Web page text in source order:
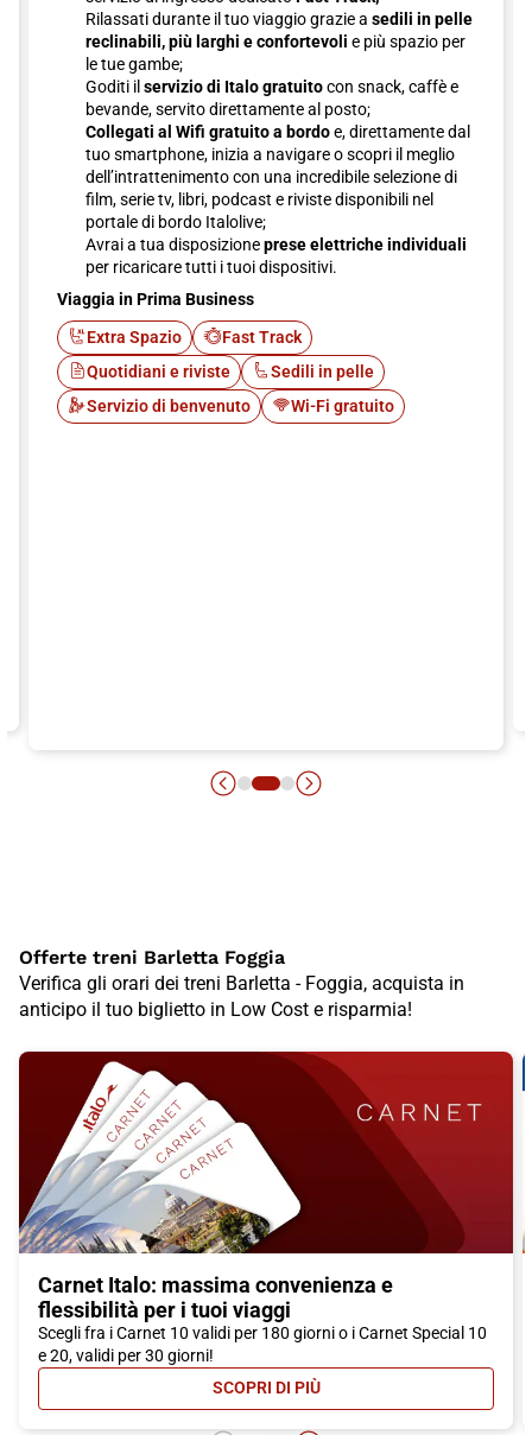
Rilassati durante il tuo viaggio grazie a sedili in pelle
reclinabili, più larghi e confortevoli e più spazio per
le tue gambe;
Goditi il servizio di Italo gratuitocon snack, caffè e
bevande, servito direttamente al posto;
Collegati al Wifi gratuito a bordoe, direttamente dal
tuo smartphone, inizia a navigare o scopri il meglio
dell’intrattenimento con una incredibile selezione di
film, serie tv, libri, podcast e riviste disponibili nel
portale di bordo Italolive;
Avrai a tua disposizioneprese elettriche individuali
per ricaricare tutti i tuoi dispositivi.
Viaggia in Prima Business
Extra Spazio
Fast Track
Quotidiani e riviste
Sedili in pelle
Servizio di benvenuto
Wi-Fi gratuito
Offerte treni Barletta Foggia
Verifica gli orari dei treni Barletta - Foggia, acquista in
anticipo il tuo biglietto in Low Cost e risparmia!
Carnet Italo: massima convenienza e
flessibilità per i tuoi viaggi
Scegli fra i Carnet 10 validi per 180 giorni o i Carnet Special 10
e 20, validi per 30 giorni!
SCOPRI DI PIÙ- CARNET ITALO: MASSIMA